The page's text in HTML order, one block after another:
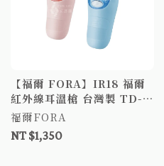
【福爾 FORA】IR18 福爾
紅外線耳溫槍 台灣製 TD-
1118 福爾耳溫槍 耳溫計 體
溫計 量測體溫
福爾FORA
NT $1,350